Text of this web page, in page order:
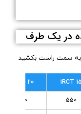
در یک طرف
به سمت راست بکشید
1RCT 15
1RCT 20
550
720